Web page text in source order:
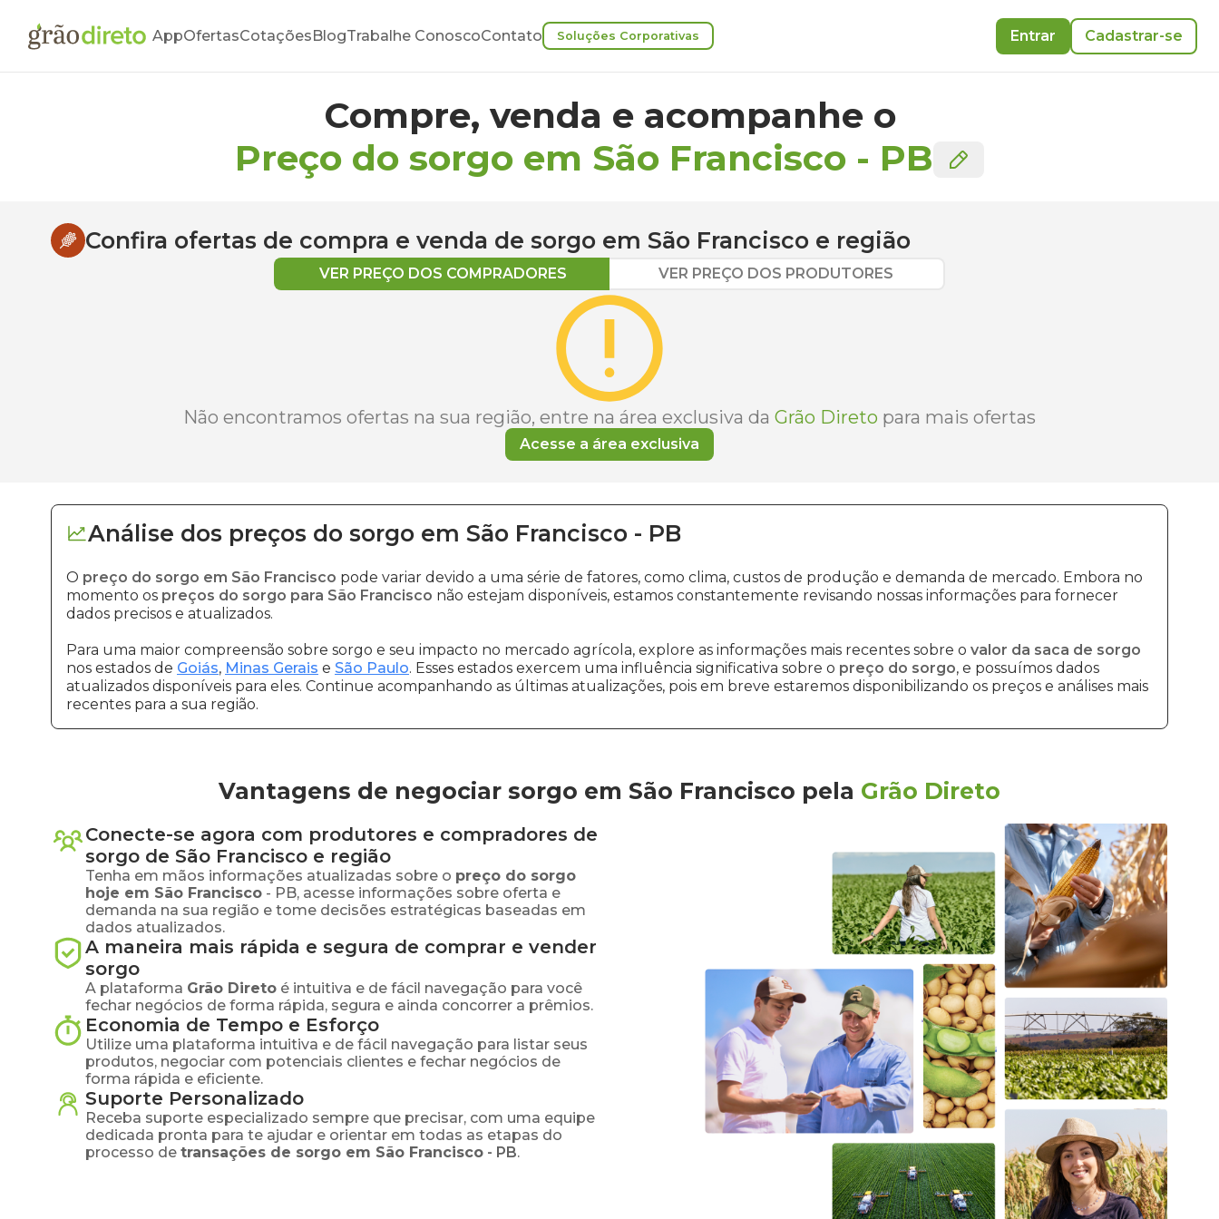
AppOfertasCotaçõesBlogTrabalhe ConoscoContato Soluções Corporativas Entrar Cadastrar-se
Compre, venda e acompanhe o
Preço do sorgo em São Francisco - PB
Confira ofertas de compra e venda de sorgo em São Francisco e região
VER PREÇO DOS COMPRADORES VER PREÇO DOS PRODUTORES
Não encontramos ofertas na sua região, entre na área exclusiva da Grão Direto para mais ofertas
Acesse a área exclusiva
Análise dos preços do sorgo em São Francisco - PB
O preço do sorgo em São Francisco pode variar devido a uma série de fatores, como clima, custos de produção e demanda de mercado. Embora no
momento os preços do sorgo para São Francisco não estejam disponíveis, estamos constantemente revisando nossas informações para fornecer
dados precisos e atualizados.
Para uma maior compreensão sobre sorgo e seu impacto no mercado agrícola, explore as informações mais recentes sobre o valor da saca de sorgo
nos estados de Goiás, Minas Gerais e São Paulo. Esses estados exercem uma influência significativa sobre o preço do sorgo, e possuímos dados
atualizados disponíveis para eles. Continue acompanhando as últimas atualizações, pois em breve estaremos disponibilizando os preços e análises mais
recentes para a sua região.
Vantagens de negociar sorgo em São Francisco pela Grão Direto
Conecte-se agora com produtores e compradores de
sorgo de São Francisco e região
Tenha em mãos informações atualizadas sobre o preço do sorgo
hoje em São Francisco - PB, acesse informações sobre oferta e
demanda na sua região e tome decisões estratégicas baseadas em
dados atualizados.
A maneira mais rápida e segura de comprar e vender
sorgo
A plataforma Grão Direto é intuitiva e de fácil navegação para você
fechar negócios de forma rápida, segura e ainda concorrer a prêmios.
Economia de Tempo e Esforço
Utilize uma plataforma intuitiva e de fácil navegação para listar seus
produtos, negociar com potenciais clientes e fechar negócios de
forma rápida e eficiente.
Suporte Personalizado
Receba suporte especializado sempre que precisar, com uma equipe
dedicada pronta para te ajudar e orientar em todas as etapas do
processo de transações de sorgo em São Francisco - PB.